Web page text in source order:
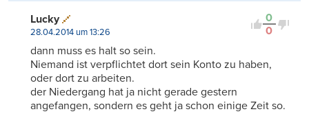
0
0
Lucky
28.04.2014 um 13:26
dann muss es halt so sein.
Niemand ist verpflichtet dort sein Konto zu haben,
oder dort zu arbeiten.
der Niedergang hat ja nicht gerade gestern
angefangen, sondern es geht ja schon einige Zeit so.